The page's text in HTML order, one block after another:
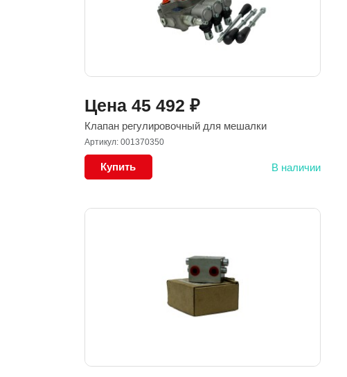
Цена 45 492 ₽
Клапан регулировочный для мешалки
Артикул: 001370350
Купить В наличии